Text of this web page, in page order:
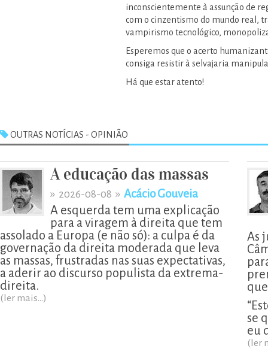
inconscientemente à assunção de
com o cinzentismo do mundo real,
vampirismo tecnológico,
Esperemos que o acerto
consiga resistir à selvajaria
Há que estar atento!
OUTRAS NOTÍCIAS - OPINIÃO
A educação das massas
» 2026-08-08 » Acácio Gouveia
A esquerda tem uma explicação
para a viragem à direita que tem
assolado a Europa (e não só): a culpa é da
governação da direita moderada que leva
as massas, frustradas nas suas expectativas,
a aderir ao discurso populista da extrema-
direita.
(ler mais...)
As
se
eu
(ler